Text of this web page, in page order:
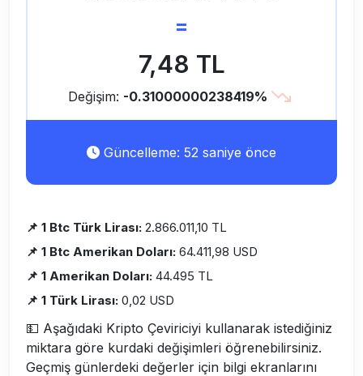
=
7,48 TL
Değişim: -0.31000000238419%
Güncelleme: 52 saniye önce
📌 1 Btc Türk Lirası: 2.866.011,10 TL
📌 1 Btc Amerikan Doları: 64.411,98 USD
📌 1 Amerikan Doları: 44.495 TL
📌 1 Türk Lirası: 0,02 USD
💵 Aşağıdaki Kripto Çeviriciyi kullanarak istediğiniz
miktara göre kurdaki değişimleri öğrenebilirsiniz.
Geçmiş günlerdeki değerler için bilgi ekranlarını